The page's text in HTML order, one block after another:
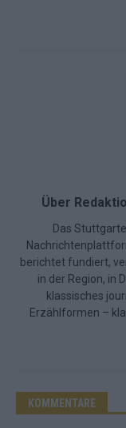
Über
Das
berichtet fundiert,
in der Region, in
klassisches
Erzählformen –
KOMMENTARE